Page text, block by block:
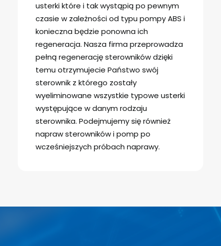
usterki które i tak wystąpią po pewnym
czasie w zależności od typu pompy ABS i
konieczna będzie ponowna ich
regeneracja. Nasza firma przeprowadza
pełną regenerację sterowników dzięki
temu otrzymujecie Państwo swój
sterownik z którego zostały
wyeliminowane wszystkie typowe usterki
występujące w danym rodzaju
sterownika. Podejmujemy się również
napraw sterowników i pomp po
wcześniejszych próbach naprawy.